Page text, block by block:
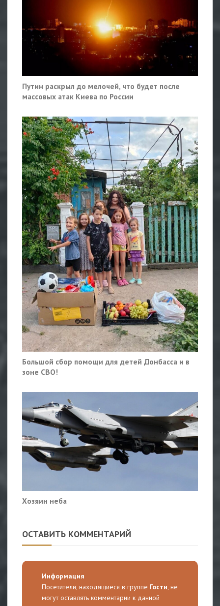
Путин раскрыл до мелочей, что будет после
массовых атак Киева по России
Большой сбор помощи для детей Донбасса и в
зоне СВО!
Хозяин неба
ОСТАВИТЬ КОММЕНТАРИЙ
Информация
Посетители, находящиеся в группе Гости, не
могут оставлять комментарии к данной